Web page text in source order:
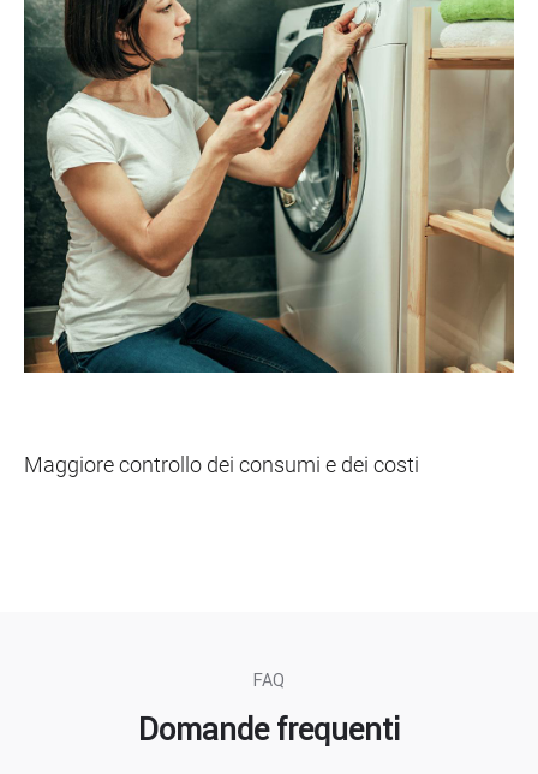
Maggiore controllo dei consumi e dei costi
FAQ
Domande frequenti